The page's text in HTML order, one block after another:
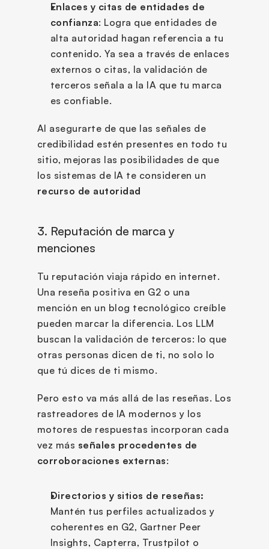
Enlaces y citas de entidades de
confianza: Logra que entidades de
alta autoridad hagan referencia a tu
contenido. Ya sea a través de enlaces
externos o citas, la validación de
terceros señala a la IA que tu marca
es confiable.
Al asegurarte de que las señales de
credibilidad estén presentes en todo tu
sitio, mejoras las posibilidades de que
recurso de autoridad
3. Reputación de marca y
menciones
Tu reputación viaja rápido en internet.
Una reseña positiva en G2 o una
mención en un blog tecnológico creíble
pueden marcar la diferencia. Los LLM
buscan la validación de terceros: lo que
otras personas dicen de ti, no solo lo
que tú dices de ti mismo.
Pero esto va más allá de las reseñas. Los
rastreadores de IA modernos y los
motores de respuestas incorporan cada
vez más señales procedentes de
corroboraciones externas:
Directorios y sitios de reseñas:
Mantén tus perfiles actualizados y
coherentes en G2, Gartner Peer
Insights, Capterra, Trustpilot o